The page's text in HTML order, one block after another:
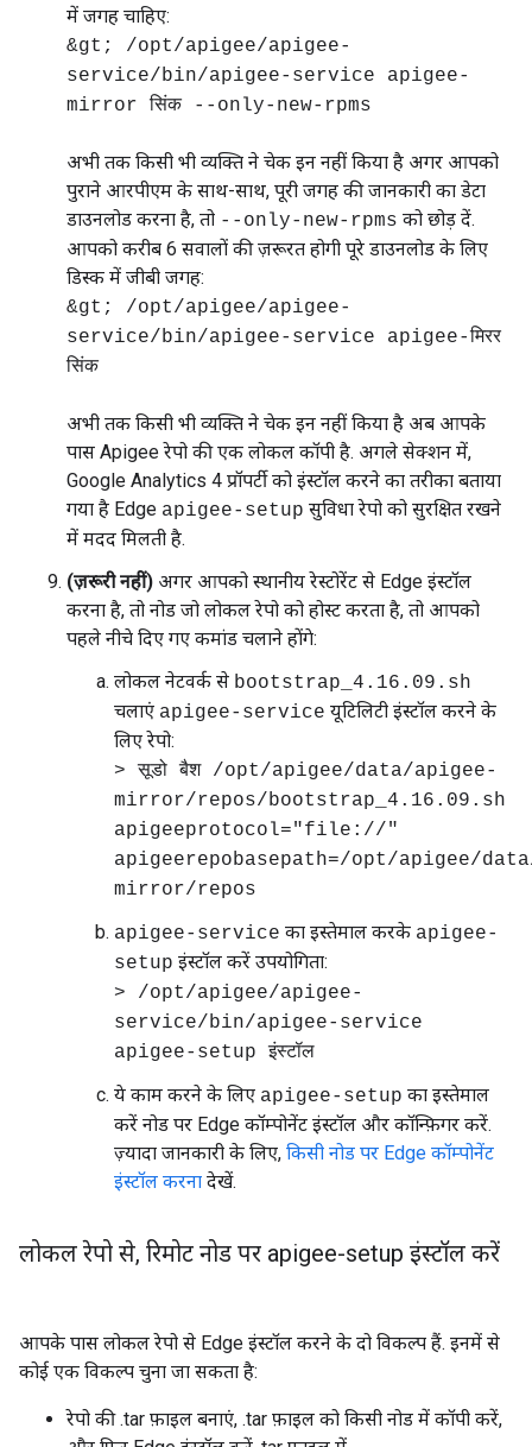
में जगह चाहिए:
&gt; /opt/apigee/apigee-
service/bin/apigee-service apigee-
mirror सिंक --only-new-rpms
अभी तक किसी भी व्यक्ति ने चेक इन नहीं किया है अगर आपको
पुराने आरपीएम के साथ-साथ, पूरी जगह की जानकारी का डेटा
डाउनलोड करना है, तो --only-new-rpms को छोड़ दें.
आपको करीब 6 सवालों की ज़रूरत होगी पूरे डाउनलोड के लिए
डिस्क में जीबी जगह:
&gt; /opt/apigee/apigee-
service/bin/apigee-service apigee-मिरर
सिंक
अभी तक किसी भी व्यक्ति ने चेक इन नहीं किया है अब आपके
पास Apigee रेपो की एक लोकल कॉपी है. अगले सेक्शन में,
Google Analytics 4 प्रॉपर्टी को इंस्टॉल करने का तरीका बताया
गया है Edge apigee-setup सुविधा रेपो को सुरक्षित रखने
में मदद मिलती है.
(ज़रूरी नहीं) अगर आपको स्थानीय रेस्टोरेंट से Edge इंस्टॉल
करना है, तो नोड जो लोकल रेपो को होस्ट करता है, तो आपको
पहले नीचे दिए गए कमांड चलाने होंगे:
लोकल नेटवर्क से bootstrap_4.16.09.sh
चलाएं apigee-service यूटिलिटी इंस्टॉल करने के
लिए रेपो:
> सूडो बैश /opt/apigee/data/apigee-
mirror/repos/bootstrap_4.16.09.sh
apigeeprotocol="file://"
apigeerepobasepath=/opt/apigee/
mirror/repos
apigee-service का इस्तेमाल करके apigee-
setup इंस्टॉल करें उपयोगिता:
> /opt/apigee/apigee-
service/bin/apigee-service
apigee-setup इंस्टॉल
ये काम करने के लिए apigee-setup का इस्तेमाल
करें नोड पर Edge कॉम्पोनेंट इंस्टॉल और कॉन्फ़िगर करें.
ज़्यादा जानकारी के लिए, किसी नोड पर Edge कॉम्पोनेंट
इंस्टॉल करना देखें.
लोकल रेपो से, रिमोट नोड पर apigee-setup इंस्टॉल करें
आपके पास लोकल रेपो से Edge इंस्टॉल करने के दो विकल्प हैं. इनमें से
कोई एक विकल्प चुना जा सकता है:
रेपो की .tar फ़ाइल बनाएं, .tar फ़ाइल को किसी नोड में कॉपी करें,